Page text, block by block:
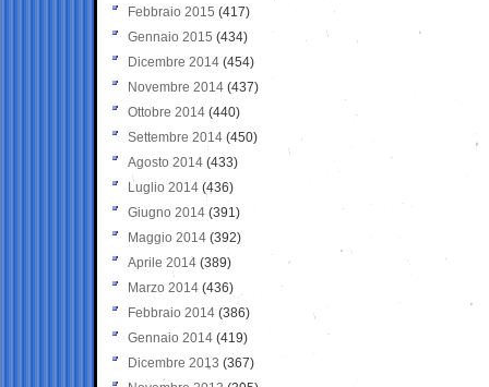
Febbraio 2015 (417)
Gennaio 2015 (434)
Dicembre 2014 (454)
Novembre 2014 (437)
Ottobre 2014 (440)
Settembre 2014 (450)
Agosto 2014 (433)
Luglio 2014 (436)
Giugno 2014 (391)
Maggio 2014 (392)
Aprile 2014 (389)
Marzo 2014 (436)
Febbraio 2014 (386)
Gennaio 2014 (419)
Dicembre 2013 (367)